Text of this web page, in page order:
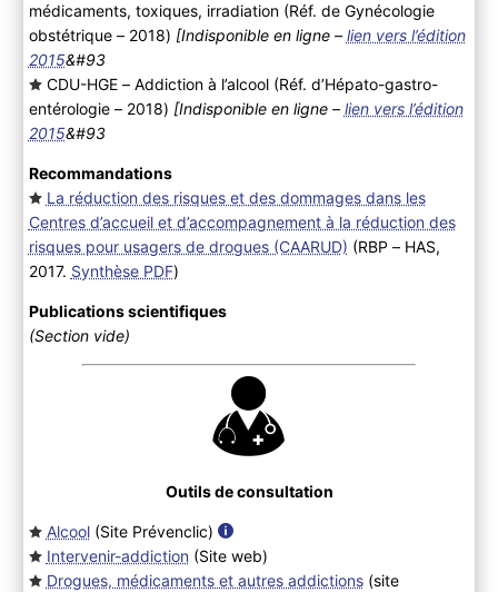
médicaments, toxiques, irradiation (Réf. de Gynécologie
obstétrique – 2018) [Indisponible en ligne – lien vers l’édition
2015&#93
CDU-HGE – Addiction à l’alcool (Réf. d’Hépato-gastro-
entérologie – 2018) [Indisponible en ligne – lien vers l’édition
2015&#93
Recommandations
La réduction des risques et des dommages dans les
Centres d’accueil et d’accompagnement à la réduction des
risques pour usagers de drogues (CAARUD) (RBP – HAS,
2017. Synthèse PDF)
Publications scientifiques
(Section vide)
Outils de consultation
Alcool(Site Prévenclic)
Intervenir-addiction (Site web)
Drogues, médicaments et autres addictions(site